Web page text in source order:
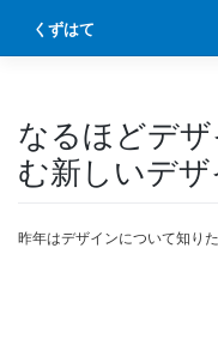
content
くずはて
なるほどデ
む新しいデザ
昨年はデザインについて知り